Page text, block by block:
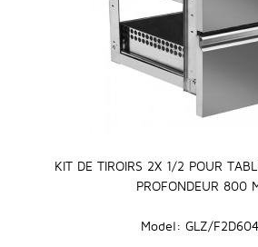
KIT DE TIROIRS 2X 1/2 POUR
PROFONDEUR 800
Model: GLZ/